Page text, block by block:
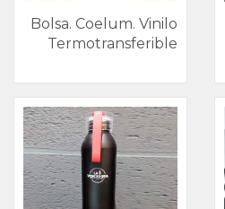
Kits
Oficina
Bolígrafos
Bolsa. Coelum. Vinilo
Termotransferible